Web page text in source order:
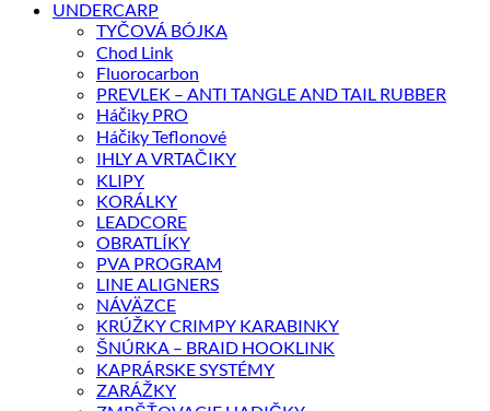
UNDERCARP
TYČOVÁ BÓJKA
Chod Link
Fluorocarbon
PREVLEK – ANTI TANGLE AND TAIL RUBBER
Háčiky PRO
Háčiky Teflonové
IHLY A VRTAČIKY
KLIPY
KORÁLKY
LEADCORE
OBRATLÍKY
PVA PROGRAM
LINE ALIGNERS
NÁVÄZCE
KRÚŽKY CRIMPY KARABINKY
ŠNÚRKA – BRAID HOOKLINK
KAPRÁRSKE SYSTÉMY
ZARÁŽKY